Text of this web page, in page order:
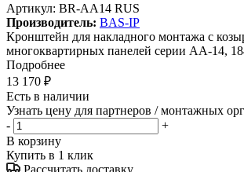
Артикул: BR-AA14 RUS
Производитель: BAS-IP
Кронштейн для накладного монтажа с
многоквартирных панелей серии AА-14,
Подробнее
13 170 ₽
Есть в наличии
Узнать цену для партнеров / монтажных
-
+
В корзину
Купить в 1 клик
Рассчитать доставку